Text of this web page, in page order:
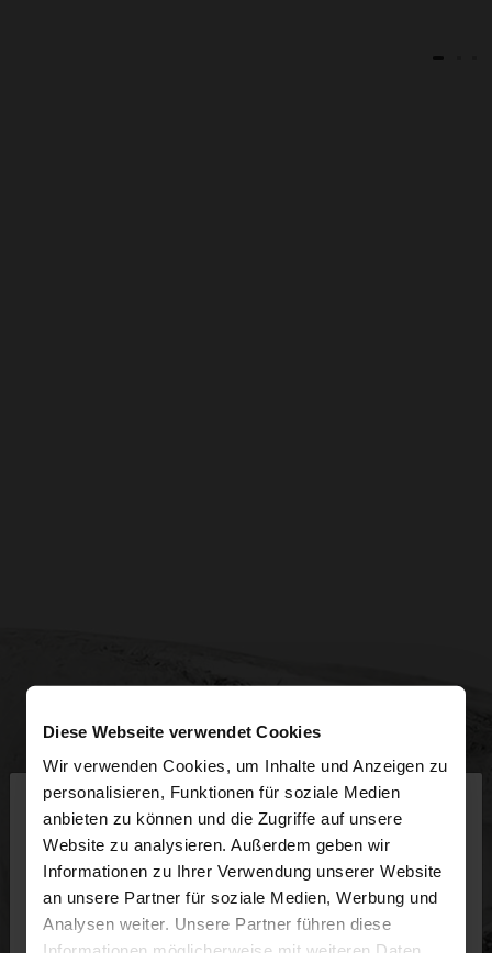
Diese Webseite verwendet Cookies
Wir verwenden Cookies, um Inhalte und Anzeigen zu
personalisieren, Funktionen für soziale Medien
anbieten zu können und die Zugriffe auf unsere
Website zu analysieren. Außerdem geben wir
Informationen zu Ihrer Verwendung unserer Website
an unsere Partner für soziale Medien, Werbung und
Analysen weiter. Unsere Partner führen diese
hallo
Sie greifen von Luxembourg auf die Website zu.
Möchten Sie unsere United States Website